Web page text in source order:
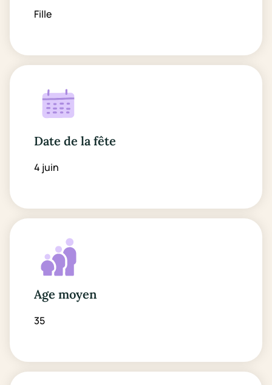
Fille
Date de la fête
4 juin
Age moyen
35